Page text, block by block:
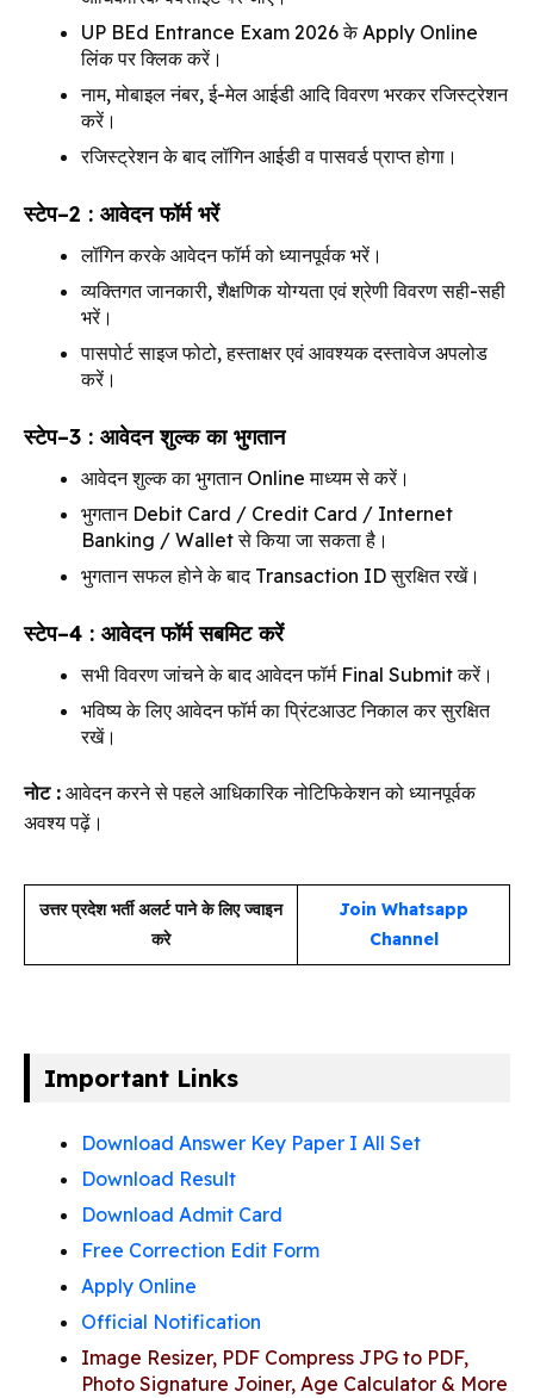
UP BEd Entrance Exam 2026 के Apply Online
लिंक पर क्लिक करें।
नाम, मोबाइल नंबर, ई-मेल आईडी आदि विवरण भरकर रजिस्ट्रेशन
करें।
रजिस्ट्रेशन के बाद लॉगिन आईडी व पासवर्ड प्राप्त होगा।
स्टेप–2 : आवेदन फॉर्म भरें
लॉगिन करके आवेदन फॉर्म को ध्यानपूर्वक भरें।
व्यक्तिगत जानकारी, शैक्षणिक योग्यता एवं श्रेणी विवरण सही-सही
भरें।
पासपोर्ट साइज फोटो, हस्ताक्षर एवं आवश्यक दस्तावेज अपलोड
करें।
स्टेप–3 : आवेदन शुल्क का भुगतान
आवेदन शुल्क का भुगतान Online माध्यम से करें।
भुगतान Debit Card / Credit Card / Internet
Banking / Wallet से किया जा सकता है।
भुगतान सफल होने के बाद Transaction ID सुरक्षित रखें।
स्टेप–4 : आवेदन फॉर्म सबमिट करें
सभी विवरण जांचने के बाद आवेदन फॉर्म Final Submit करें।
भविष्य के लिए आवेदन फॉर्म का प्रिंटआउट निकाल कर सुरक्षित
रखें।
नोट : आवेदन करने से पहले आधिकारिक नोटिफिकेशन को ध्यानपूर्वक
अवश्य पढ़ें।
उत्तर प्रदेश भर्ती अलर्ट पाने के लिए ज्वाइन
करे
Join Whatsapp
Channel
Important Links
Download Answer Key Paper I All Set
Download Result
Download Admit Card
Free Correction Edit Form
Apply Online
Official Notification
Image Resizer, PDF Compress JPG to PDF,
Photo Signature Joiner, Age Calculator & More